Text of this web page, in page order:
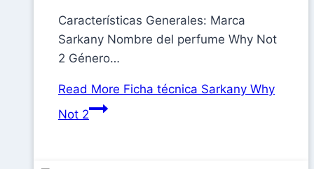
Características Generales: Marca
Sarkany Nombre del perfume Why Not
2 Género…
Read More Ficha técnica Sarkany Why
Not 2